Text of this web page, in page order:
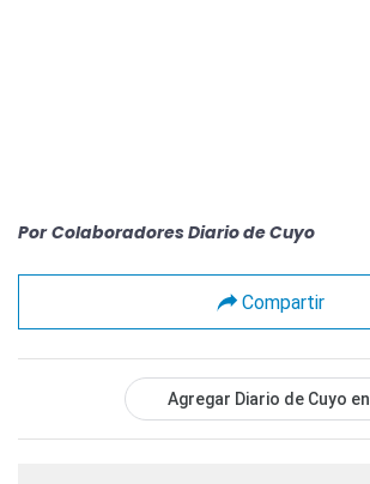
Por Colaboradores Diario de Cuyo
Compartir
Agregar Diario de Cuyo en